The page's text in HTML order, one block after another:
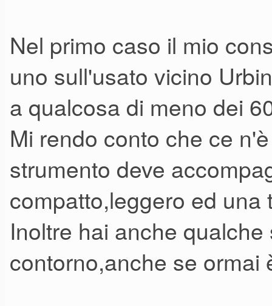
Nel primo caso il mio
uno sull'usato vicino
a qualcosa di meno dei
Mi rendo conto che ce
strumento deve
compatto,leggero ed
Inoltre hai anche
contorno,anche se